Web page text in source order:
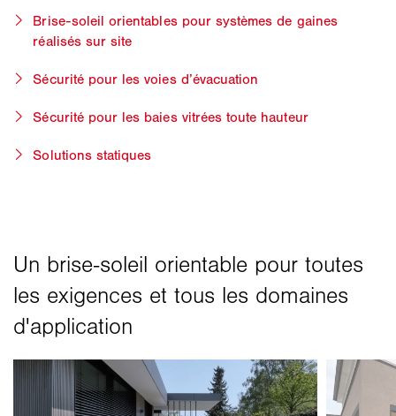
Brise-soleil orientables pour systèmes de gaines
réalisés sur site
Sécurité pour les voies d’évacuation
Sécurité pour les baies vitrées toute hauteur
Solutions statiques